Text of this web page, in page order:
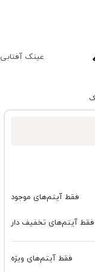
عینک‌ آفتابی
فقط آیتم‌های موجود
فقط آیتم‌های تخفیف دار
فقط آیتم‌های ویژه